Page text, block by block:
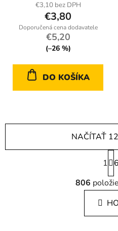
€3,10 bez DPH
€3,80
€5,20
(–26 %)
DO KOŠÍKA
O
v
l
á
NAČÍTAŤ
S
t
r
á
n
k
1
806